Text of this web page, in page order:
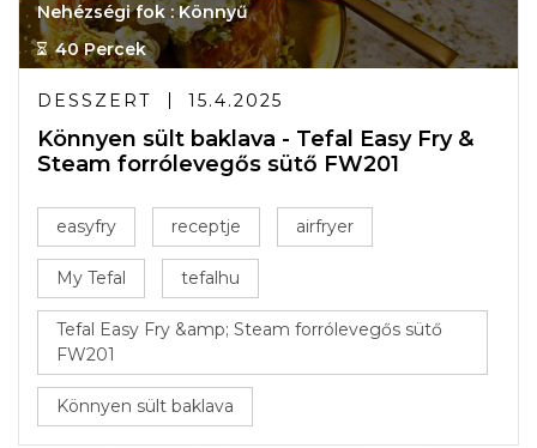
Nehézségi fok : Könnyű
40 Percek
DESSZERT 15.4.2025
Könnyen sült baklava - Tefal Easy Fry &
Steam forrólevegős sütő FW201
easyfry receptje airfryer
My Tefal tefalhu
Tefal Easy Fry &amp; Steam forrólevegős sütő
FW201
Könnyen sült baklava